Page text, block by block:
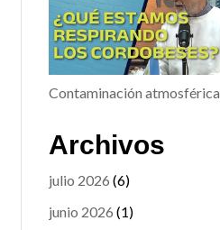
Contaminación atmosférica
Archivos
julio 2026 (6)
junio 2026 (1)